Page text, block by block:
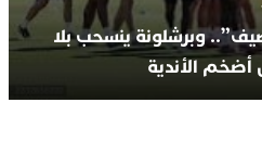
وبرشلونة ينسحب بلا
الأندية